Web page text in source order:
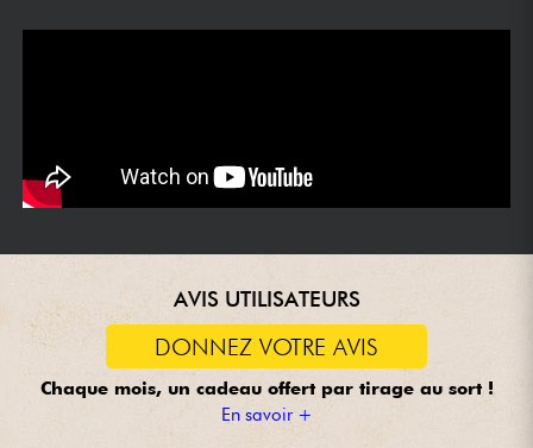
AVIS UTILISATEURS
DONNEZ VOTRE AVIS
Chaque mois, un cadeau offert par tirage au sort !
En savoir +